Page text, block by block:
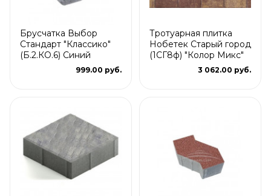
Брусчатка Выбор
Стандарт "Классико"
(Б.2.КО.6) Синий
999.00 руб.
Тротуарная плитка
Нобетек Старый город
(1СГ8ф) "Колор Микс"
3 062.00 руб.